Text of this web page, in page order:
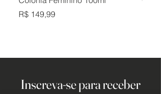
Preço
R$ 149,99
Inscreva-se para receber